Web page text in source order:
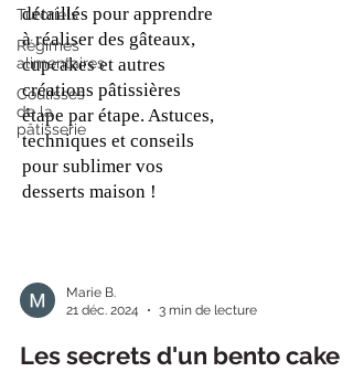
Tutoriels
Régimes
alimentaires
Coulisses
de la
pâtisserie
détaillés pour apprendre
à réaliser des gâteaux,
cupcakes et autres
créations pâtissières
étape par étape. Astuces,
techniques et conseils
pour sublimer vos
desserts maison !
Marie B.
21 déc. 2024
3 min de lecture
Les secrets d'un bento cake